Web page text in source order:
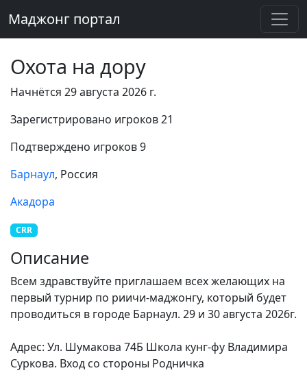
Маджонг портал
Охота на дору
Начнётся 29 августа 2026 г.
Зарегистрировано игроков 21
Подтверждено игроков 9
Барнаул, Россия
Акадора
CRR
Описание
Всем здравствуйте приглашаем всех желающих на
первый турнир по риичи-маджонгу, который будет
проводиться в городе Барнаул. 29 и 30 августа 2026г.
Адрес: Ул. Шумакова 74Б Школа кунг-фу Владимира
Суркова. Вход со стороны Родничка